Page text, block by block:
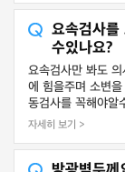
요속검사를
수있나요?
요속검사만 봐도
에 힘을주며 소변
동검사를 꼭해야알
자세히 보기 >